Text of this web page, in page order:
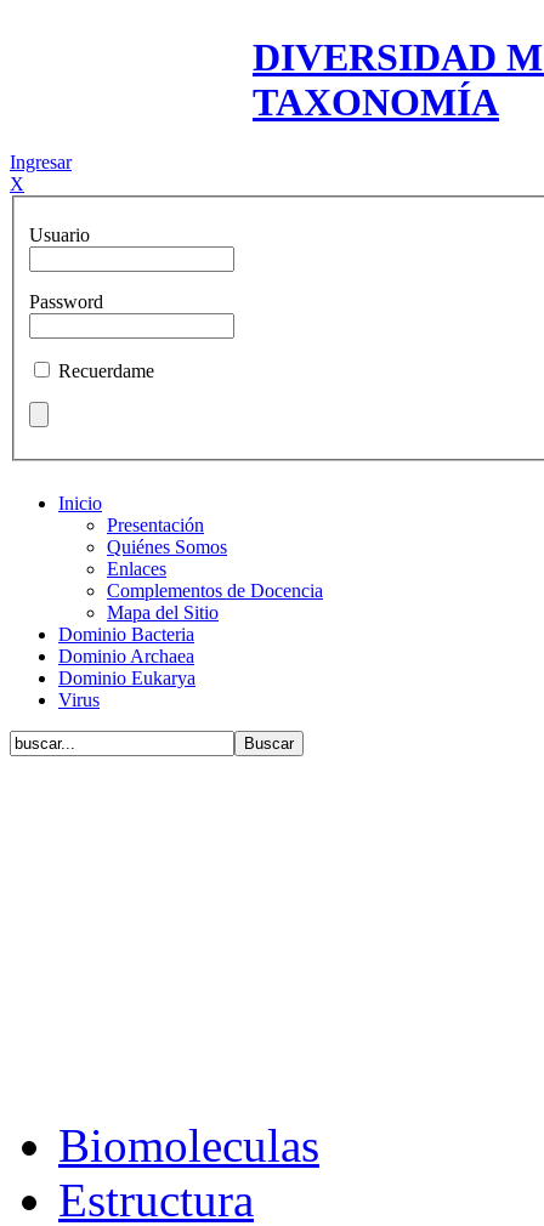
DIVERSIDAD
TAXONOMÍA
Ingresar
X
Usuario
Password
Recuerdame
Inicio
Presentación
Quiénes Somos
Enlaces
Complementos de Docencia
Mapa del Sitio
Dominio Bacteria
Dominio Archaea
Dominio Eukarya
Virus
Biomoleculas
Estructura